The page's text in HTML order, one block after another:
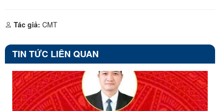
Tác giả: CMT
TIN TỨC LIÊN QUAN